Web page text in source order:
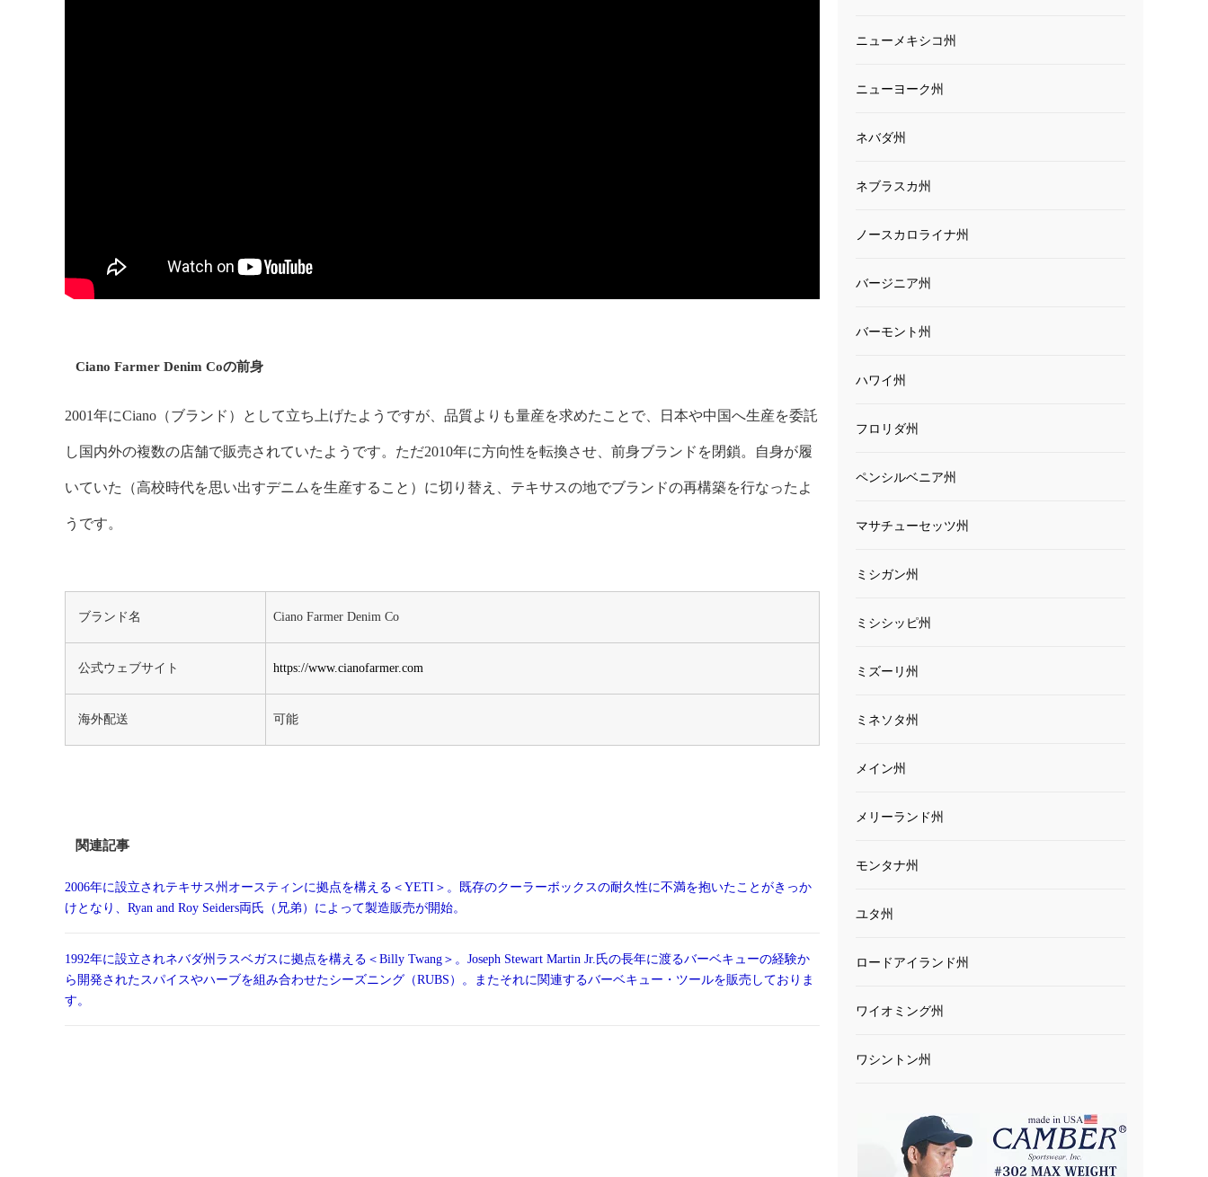
Ciano Farmer Denim Coの前身
2001年にCiano（ブランド）として立ち上げたようですが、品質よりも量産を求めたことで、日本や中国へ生産を委託
し国内外の複数の店舗で販売されていたようです。ただ2010年に方向性を転換させ、前身ブランドを閉鎖。自身が履
いていた（高校時代を思い出すデニムを生産すること）に切り替え、テキサスの地でブランドの再構築を行なったよ
うです。
ブランド名 Ciano Farmer Denim Co
公式ウェブサイト https://www.cianofarmer.com
海外配送 可能
関連記事
2006年に設立されテキサス州オースティンに拠点を構える＜YETI＞。既存のクーラーボックスの耐久性に不満を抱いたことがきっか
けとなり、Ryan and Roy Seiders両氏（兄弟）によって製造販売が開始。
1992年に設立されネバダ州ラスベガスに拠点を構える＜Billy Twang＞。Joseph Stewart Martin Jr.氏の長年に渡るバーベキューの経験か
ら開発されたスパイスやハーブを組み合わせたシーズニング（RUBS）。またそれに関連するバーベキュー・ツールを販売しておりま
す。
ニューメキシコ州
ニューヨーク州
ネバダ州
ネブラスカ州
ノースカロライナ州
バージニア州
バーモント州
ハワイ州
フロリダ州
ペンシルベニア州
マサチューセッツ州
ミシガン州
ミシシッピ州
ミズーリ州
ミネソタ州
メイン州
メリーランド州
モンタナ州
ユタ州
ロードアイランド州
ワイオミング州
ワシントン州